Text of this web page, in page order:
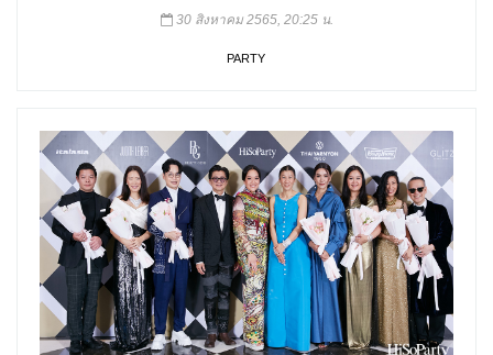
30 สิงหาคม 2565, 20:25 น.
PARTY